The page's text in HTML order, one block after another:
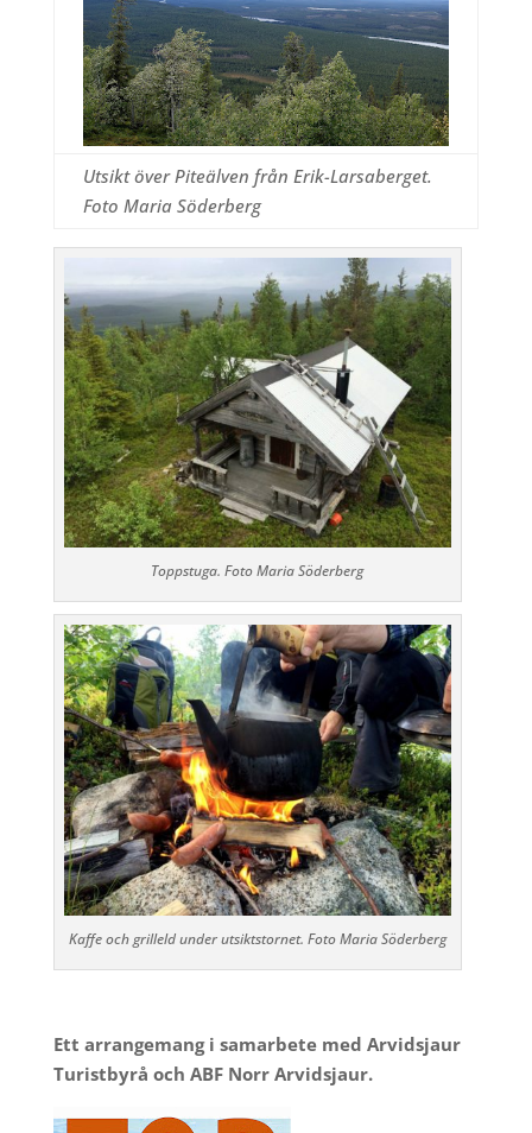
Utsikt över Piteälven från Erik-Larsaberget.
Foto Maria Söderberg
Toppstuga. Foto Maria Söderberg
Kaffe och grilleld under utsiktstornet. Foto Maria Söderberg
Ett arrangemang i samarbete med Arvidsjaur
Turistbyrå och ABF Norr Arvidsjaur.